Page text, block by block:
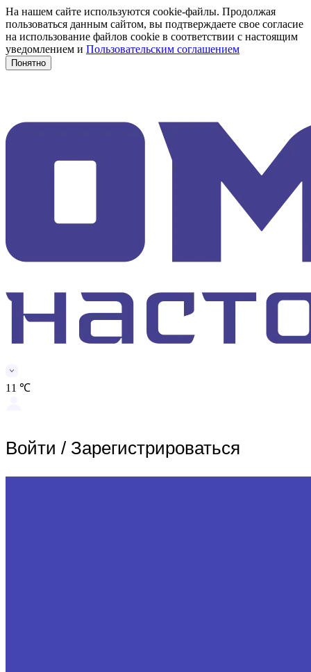
На нашем сайте используются cookie-файлы. Продолжая
пользоваться данным сайтом, вы подтверждаете свое согласие
на использование файлов cookie в соответствии с настоящим
уведомлением и Пользовательским соглашением
Понятно
11 ℃
Войти / Зарегистрироваться